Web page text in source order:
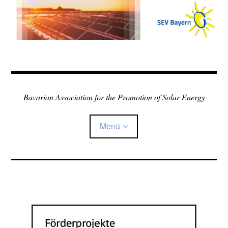
Inhalt
springen
Bavarian Association for the Promotion of Solar Energy
Menü
Sonne in der Schule